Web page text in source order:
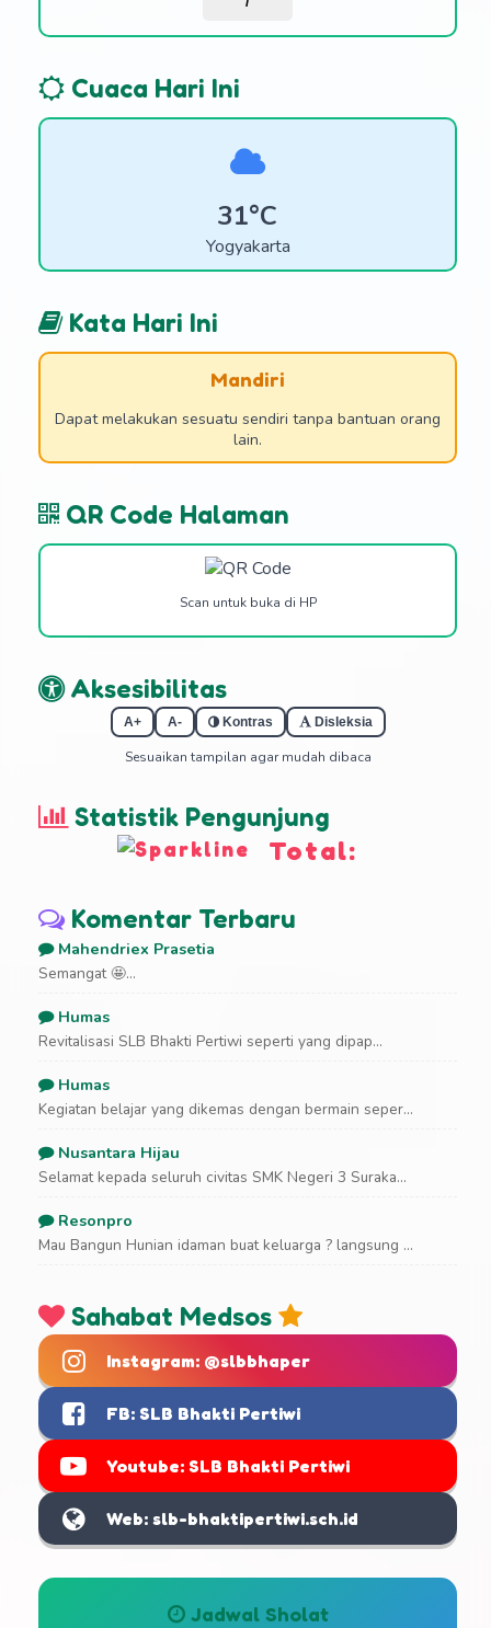
Cuaca Hari Ini
31°C
Yogyakarta
Kata Hari Ini
Mandiri
Dapat melakukan sesuatu sendiri tanpa bantuan orang
lain.
QR Code Halaman
Scan untuk buka di HP
Aksesibilitas
A+ A- Kontras Disleksia
Sesuaikan tampilan agar mudah dibaca
Statistik Pengunjung
Total:
Komentar Terbaru
Mahendriex Prasetia
Semangat 🤩...
Humas
Revitalisasi SLB Bhakti Pertiwi seperti yang dipap...
Humas
Kegiatan belajar yang dikemas dengan bermain seper...
Nusantara Hijau
Selamat kepada seluruh civitas SMK Negeri 3 Suraka...
Resonpro
Mau Bangun Hunian idaman buat keluarga ? langsung ...
Sahabat Medsos
Instagram: @slbbhaper
FB: SLB Bhakti Pertiwi
Youtube: SLB Bhakti Pertiwi
Web: slb-bhaktipertiwi.sch.id
Jadwal Sholat